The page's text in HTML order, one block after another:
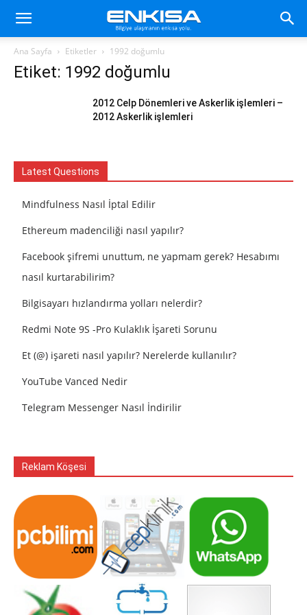
Ana Sayfa Etiketler 1992 doğumlu
Etiket: 1992 doğumlu
2012 Celp Dönemleri ve Askerlik işlemleri –
2012 Askerlik işlemleri
Latest Questions
Mindfulness Nasıl İptal Edilir
Ethereum madenciliği nasıl yapılır?
Facebook şifremi unuttum, ne yapmam gerek? Hesabımı
nasıl kurtarabilirim?
Bilgisayarı hızlandırma yolları nelerdir?
Redmi Note 9S -Pro Kulaklık İşareti Sorunu
Et (@) işareti nasıl yapılır? Nerelerde kullanılır?
YouTube Vanced Nedir
Telegram Messenger Nasıl İndirilir
Reklam Köşesi